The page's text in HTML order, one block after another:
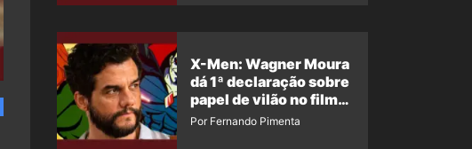
X-Men: Wagner Moura
dá 1ª declaração sobre
papel de vilão no filme
da Marvel
Por Fernando Pimenta